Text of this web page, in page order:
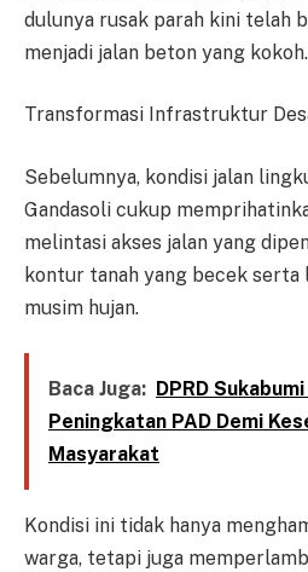
dulunya rusak parah kini telah
menjadi jalan beton yang kokoh.
Transformasi Infrastruktur
Sebelumnya, kondisi jalan
Gandasoli cukup
melintasi akses jalan yang
kontur tanah yang becek serta
musim hujan.
Baca Juga: DPRD
Peningkatan PAD Demi
Masyarakat
Kondisi ini tidak hanya
warga, tetapi juga